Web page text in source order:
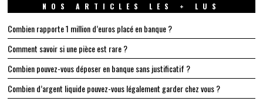
NOS ARTICLES LES + LUS
Combien rapporte 1 million d’euros placé en banque ?
Comment savoir si une pièce est rare ?
Combien pouvez-vous déposer en banque sans justificatif ?
Combien d’argent liquide pouvez-vous légalement garder chez vous ?